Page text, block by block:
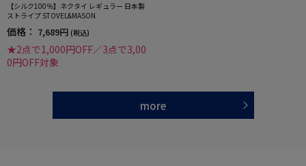
【シルク100％】ネクタイ レギュラー 日本製
ストライプ STOVEL&MASON
価格： 7,689円 (税込)
★2点で1,000円OFF／3点で3,00
0円OFF対象
more